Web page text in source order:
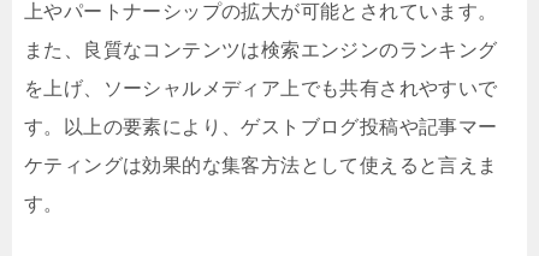
上やパートナーシップの拡大が可能とされています。
また、良質なコンテンツは検索エンジンのランキング
を上げ、ソーシャルメディア上でも共有されやすいで
す。以上の要素により、ゲストブログ投稿や記事マー
ケティングは効果的な集客方法として使えると言えま
す。